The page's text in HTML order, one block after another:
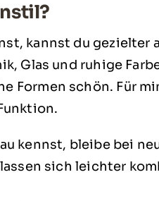
kannst du gezielter
Glas und ruhige
Formen schön. Für
kennst, bleibe bei
sich leichter